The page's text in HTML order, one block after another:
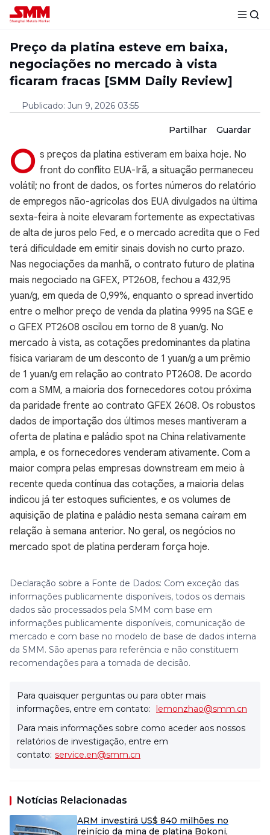
Preço da platina esteve em baixa,
negociações no mercado à vista
ficaram fracas [SMM Daily Review]
Publicado: Jun 9, 2026 03:55
Partilhar Guardar
O s preços da platina estiveram em baixa hoje. No
front do conflito EUA-Irã, a situação permaneceu
volátil; no front de dados, os fortes números do relatório
de empregos não-agrícolas dos EUA divulgados na última
sexta-feira à noite elevaram fortemente as expectativas
de alta de juros pelo Fed, e o mercado acredita que o Fed
terá dificuldade em emitir sinais dovish no curto prazo.
Nas negociações da manhã, o contrato futuro de platina
mais negociado na GFEX, PT2608, fechou a 432,95
yuan/g, em queda de 0,99%, enquanto o spread invertido
entre o melhor preço de venda da platina 9995 na SGE e
o GFEX PT2608 oscilou em torno de 8 yuan/g. No
mercado à vista, as cotações predominantes da platina
física variaram de um desconto de 1 yuan/g a um prêmio
de 1 yuan/g em relação ao contrato PT2608. De acordo
com a SMM, a maioria dos fornecedores cotou próxima
da paridade frente ao contrato GFEX 2608. Os robustos
dados de importação dos últimos meses mantiveram a
oferta de platina e paládio spot na China relativamente
ampla, e os fornecedores venderam ativamente. Com a
maior compra pelas empresas downstream em meio à
recente queda contínua das cotações, a maioria delas
indicou já ter estoques suficientes, e os volumes de
aquisição de platina e paládio nesta semana caíram em
relação à semana anterior. No geral, os negócios no
mercado spot de platina perderam força hoje.
Declaração sobre a Fonte de Dados: Com exceção das
informações publicamente disponíveis, todos os demais
dados são processados pela SMM com base em
informações publicamente disponíveis, comunicação de
mercado e com base no modelo de base de dados interna
da SMM. São apenas para referência e não constituem
recomendações para a tomada de decisão.
Para quaisquer perguntas ou para obter mais
informações, entre em contato: lemonzhao@smm.cn
Para mais informações sobre como aceder aos nossos
relatórios de investigação, entre em
contato: service.en@smm.cn
Notícias Relacionadas
ARM investirá US$ 840 milhões no
reinício da mina de platina Bokoni,